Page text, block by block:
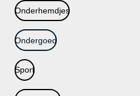
Onderhemdjes
Ondergoed
Sport